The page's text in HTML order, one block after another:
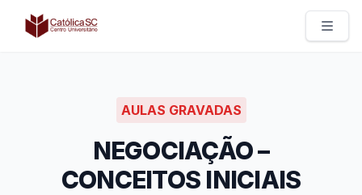
Católica SC | Experts
AULAS GRAVADAS
NEGOCIAÇÃO –
CONCEITOS INICIAIS